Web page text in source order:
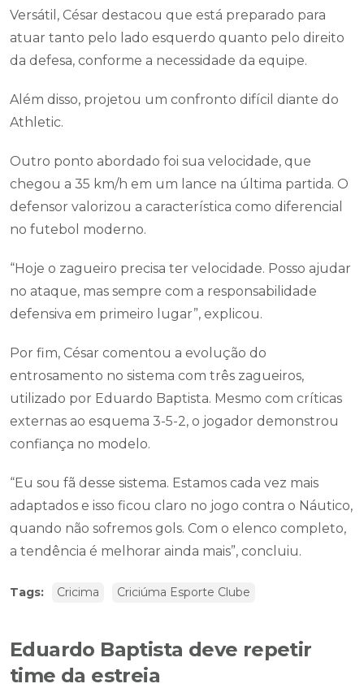
Versátil, César destacou que está preparado para
atuar tanto pelo lado esquerdo quanto pelo direito
da defesa, conforme a necessidade da equipe.
Além disso, projetou um confronto difícil diante do
Athletic.
Outro ponto abordado foi sua velocidade, que
chegou a 35 km/h em um lance na última partida. O
defensor valorizou a característica como diferencial
no futebol moderno.
“Hoje o zagueiro precisa ter velocidade. Posso ajudar
no ataque, mas sempre com a responsabilidade
defensiva em primeiro lugar”, explicou.
Por fim, César comentou a evolução do
entrosamento no sistema com três zagueiros,
utilizado por Eduardo Baptista. Mesmo com críticas
externas ao esquema 3-5-2, o jogador demonstrou
confiança no modelo.
“Eu sou fã desse sistema. Estamos cada vez mais
adaptados e isso ficou claro no jogo contra o Náutico,
quando não sofremos gols. Com o elenco completo,
a tendência é melhorar ainda mais”, concluiu.
Tags: Cricima Criciúma Esporte Clube
Eduardo Baptista deve repetir
time da estreia